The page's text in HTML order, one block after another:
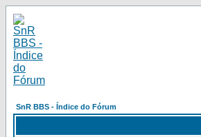
SnR BBS - Índice do Fórum